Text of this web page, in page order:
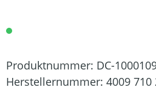
Produktnummer: DC-
Herstellernummer: 4009 710